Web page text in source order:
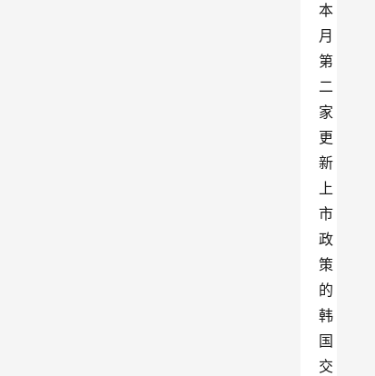
本
月
第
二
家
更
新
上
市
政
策
的
韩
国
交